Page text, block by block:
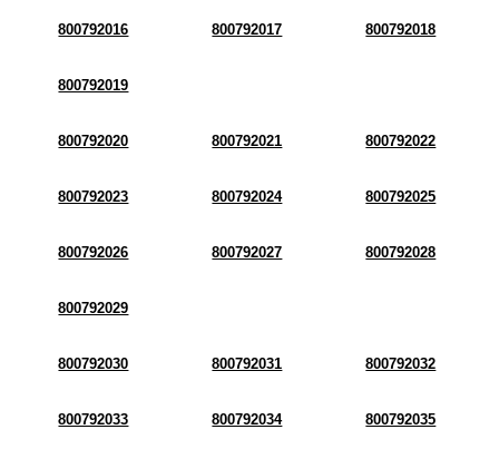
800792016 800792017 800792018
800792019
800792020 800792021 800792022
800792023 800792024 800792025
800792026 800792027 800792028
800792029
800792030 800792031 800792032
800792033 800792034 800792035